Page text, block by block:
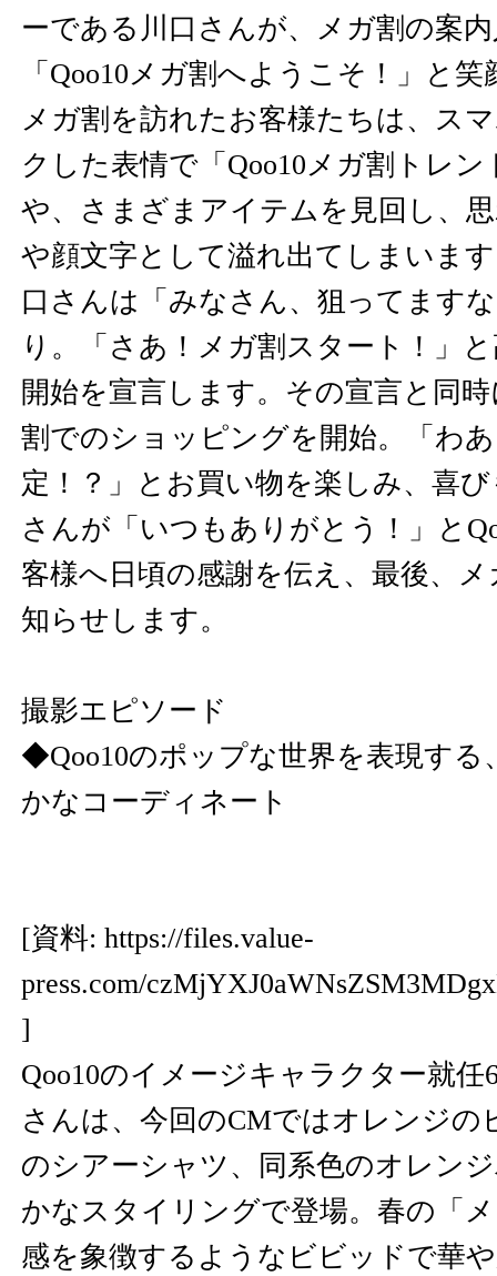
ーである川口さんが、メガ割の案
「Qoo10メガ割へようこそ！」と
メガ割を訪れたお客様たちは、ス
クした表情で「Qoo10メガ割トレ
や、さまざまアイテムを見回し、
や顔文字として溢れ出てしまいま
口さんは「みなさん、狙ってます
り。「さあ！メガ割スタート！」
開始を宣言します。その宣言と同
割でのショッピングを開始。「わあ
定！？」とお買い物を楽しみ、喜
さんが「いつもありがとう！」と
客様へ日頃の感謝を伝え、最後、
知らせします。
撮影エピソード
◆Qoo10のポップな世界を表現する
かなコーディネート
[資料: https://files.value-
press.com/
]
Qoo10のイメージキャラクター就
さんは、今回のCMではオレンジの
のシアーシャツ、同系色のオレン
かなスタイリングで登場。春の「
感を象徴するようなビビッドで華